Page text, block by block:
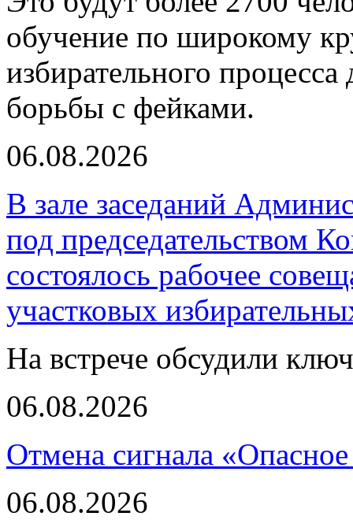
обучение по широкому
избирательного
борьбы с фейками.
06.08.2026
В зале заседаний
под председательством
состоялось рабочее
участковых
На встрече обсудили
06.08.2026
Отмена сигнала
06.08.2026